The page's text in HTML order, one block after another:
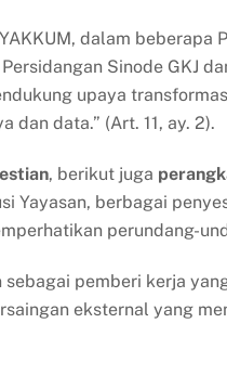
dalam
Sinode GKJ
upaya
dan data.” (Art. 11, ay. 2).
, berikut juga
Yayasan, berbagai
perundang-
pemberi kerja
eksternal yang